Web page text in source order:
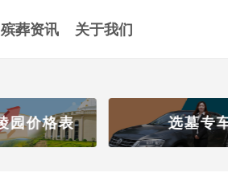
殡葬资讯 关于我们
选墓专车 高